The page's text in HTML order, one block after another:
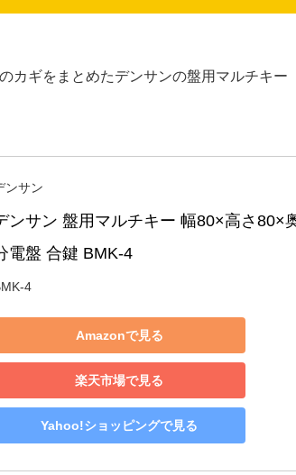
カギをまとめたデンサンの盤用マルチキー
ンサン
ンサン 盤用マルチキー 幅80×高さ80×
電盤 合鍵 BMK-4
4
Amazonで見る
楽天市場で見る
Yahoo!ショッピングで見る